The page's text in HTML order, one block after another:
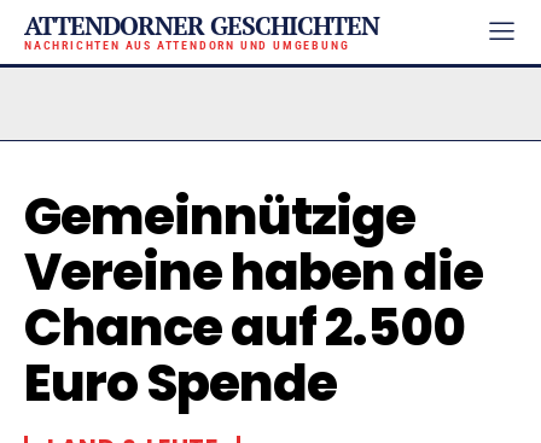
ATTENDORNER GESCHICHTEN
NACHRICHTEN AUS ATTENDORN UND UMGEBUNG
Gemeinnützige
Vereine haben die
Chance auf 2.500
Euro Spende